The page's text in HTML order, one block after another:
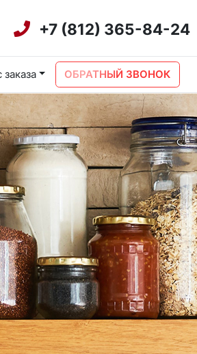
+7 (812) 365-84-24
заказа ОБРАТНЫЙ ЗВОНОК